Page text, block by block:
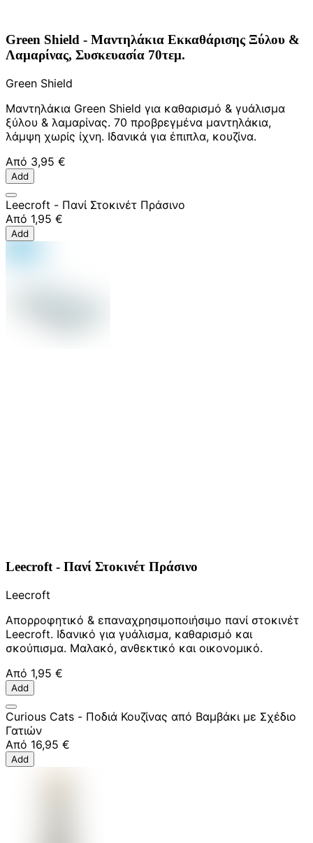
Green Shield - Μαντηλάκια Εκκαθάρισης Ξύλου &
Λαμαρίνας, Συσκευασία 70τεμ.
Green Shield
Μαντηλάκια Green Shield για καθαρισμό & γυάλισμα
ξύλου & λαμαρίνας. 70 προβρεγμένα μαντηλάκια,
λάμψη χωρίς ίχνη. Ιδανικά για έπιπλα, κουζίνα.
Από 3,95 €
Add
Leecroft - Πανί Στοκινέτ Πράσινο
Από 1,95 €
Add
Leecroft - Πανί Στοκινέτ Πράσινο
Leecroft
Απορροφητικό & επαναχρησιμοποιήσιμο πανί στοκινέτ
Leecroft. Ιδανικό για γυάλισμα, καθαρισμό και
σκούπισμα. Μαλακό, ανθεκτικό και οικονομικό.
Από 1,95 €
Add
Curious Cats - Ποδιά Κουζίνας από Βαμβάκι με Σχέδιο
Γατιών
Από 16,95 €
Add